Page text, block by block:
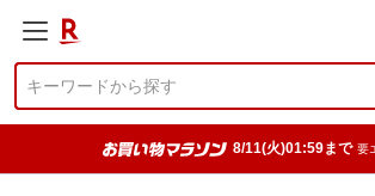
8/11(火)01:59まで 要